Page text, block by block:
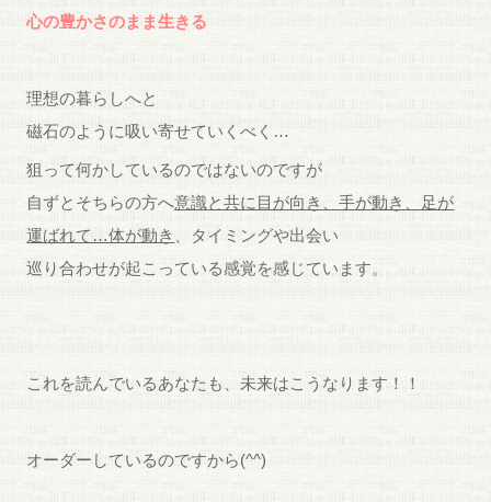
心の豊かさのまま生きる
理想の暮らしへと
磁石のように吸い寄せていくべく…
狙って何かしているのではないのですが
自ずとそちらの方へ意識と共に目が向き、手が動き、足が
運ばれて…体が動き、タイミングや出会い
巡り合わせが起こっている感覚を感じています。
これを読んでいるあなたも、未来はこうなります！！
オーダーしているのですから(^^)